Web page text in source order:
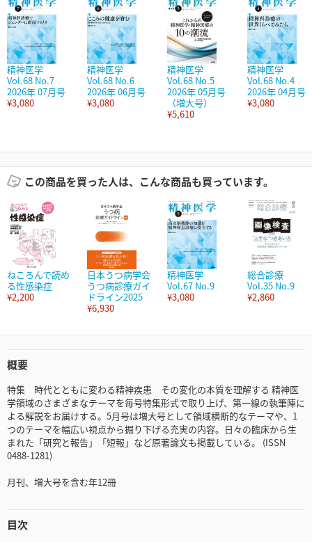
精神医学
Vol.68 No.7
2026年 07月号
¥3,080
精神医学
Vol.68 No.6
2026年 06月号
¥3,080
精神医学
Vol.68 No.5
2026年 05月号
（増大号）
¥5,610
精神医学
Vol.68 No.4
2026年 04月号
¥3,080
この商品を買った人は、こんな商品も買っています。
ねころんで読め
る性感染症
¥2,200
日本うつ病学会
うつ病診療ガイ
ドライン2025
¥6,930
精神医学
Vol.67 No.9
¥3,080
総合診療
Vol.35 No.9
¥2,860
概要
特集 時代とともに変わる精神疾患 その変化の本質を理解する 精神医
学領域のさまざまなテーマを毎号特集形式で取り上げ、第一線の執筆陣に
よる解説をお届けする。5月号は増大号として領域横断的なテーマや、1
つのテーマを幅広い視点から掘り下げる充実の内容。日々の臨床から生
まれた「研究と報告」「短報」など原著論文も掲載している。 (ISSN
0488-1281)
月刊、増大号を含む年12冊
目次